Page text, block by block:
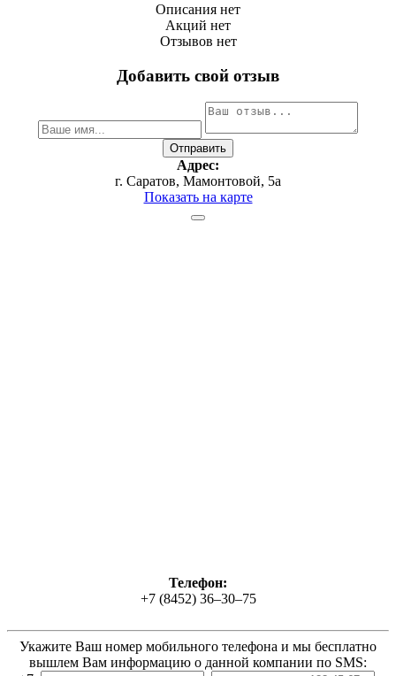
Описания нет
Акций нет
Отзывов нет
Добавить свой отзыв
Адрес:
г. Саратов, Мамонтовой, 5а
Показать на карте
Телефон:
+7 (8452) 36–30–75
Укажите Ваш номер мобильного телефона и мы бесплатно
вышлем Вам информацию о данной компании по SMS: